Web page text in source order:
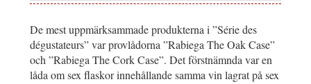
De mest uppmärksammade produkterna i ”Série des
dégustateurs” var provlådorna ”Rabiega The Oak Case”
och ”Rabiega The Cork Case”. Det förstnämnda var en
låda om sex flaskor innehållande samma vin lagrat på sex